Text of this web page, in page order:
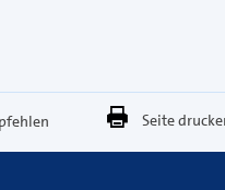
Seite